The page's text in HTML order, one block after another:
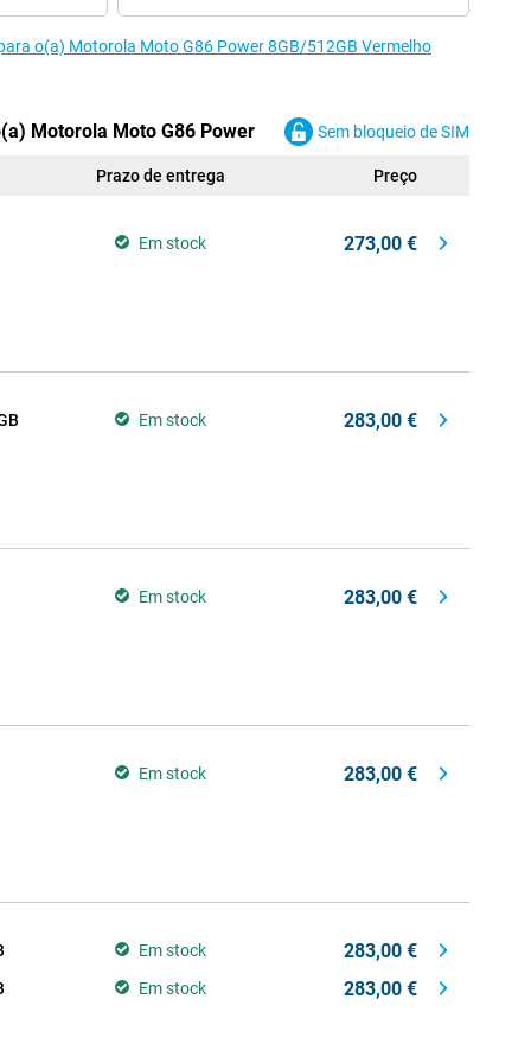
o(a) Motorola Moto G86 Power 8GB/512GB Vermelho
Motorola Moto G86 Power Sem bloqueio de SIM
Prazo de entrega Preço
Em stock 273,00 €
Em stock 283,00 €
Em stock 283,00 €
Em stock 283,00 €
Em stock 283,00 €
Em stock 283,00 €